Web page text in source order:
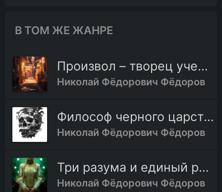
В ТОМ ЖЕ ЖАНРЕ
Произвол – творец учения о невольных возвратах
Николай Фёдорович Фёдоров
Философ черного царства
Николай Фёдорович Фёдоров
Три разума и единый разум
Николай Фёдорович Фёдоров